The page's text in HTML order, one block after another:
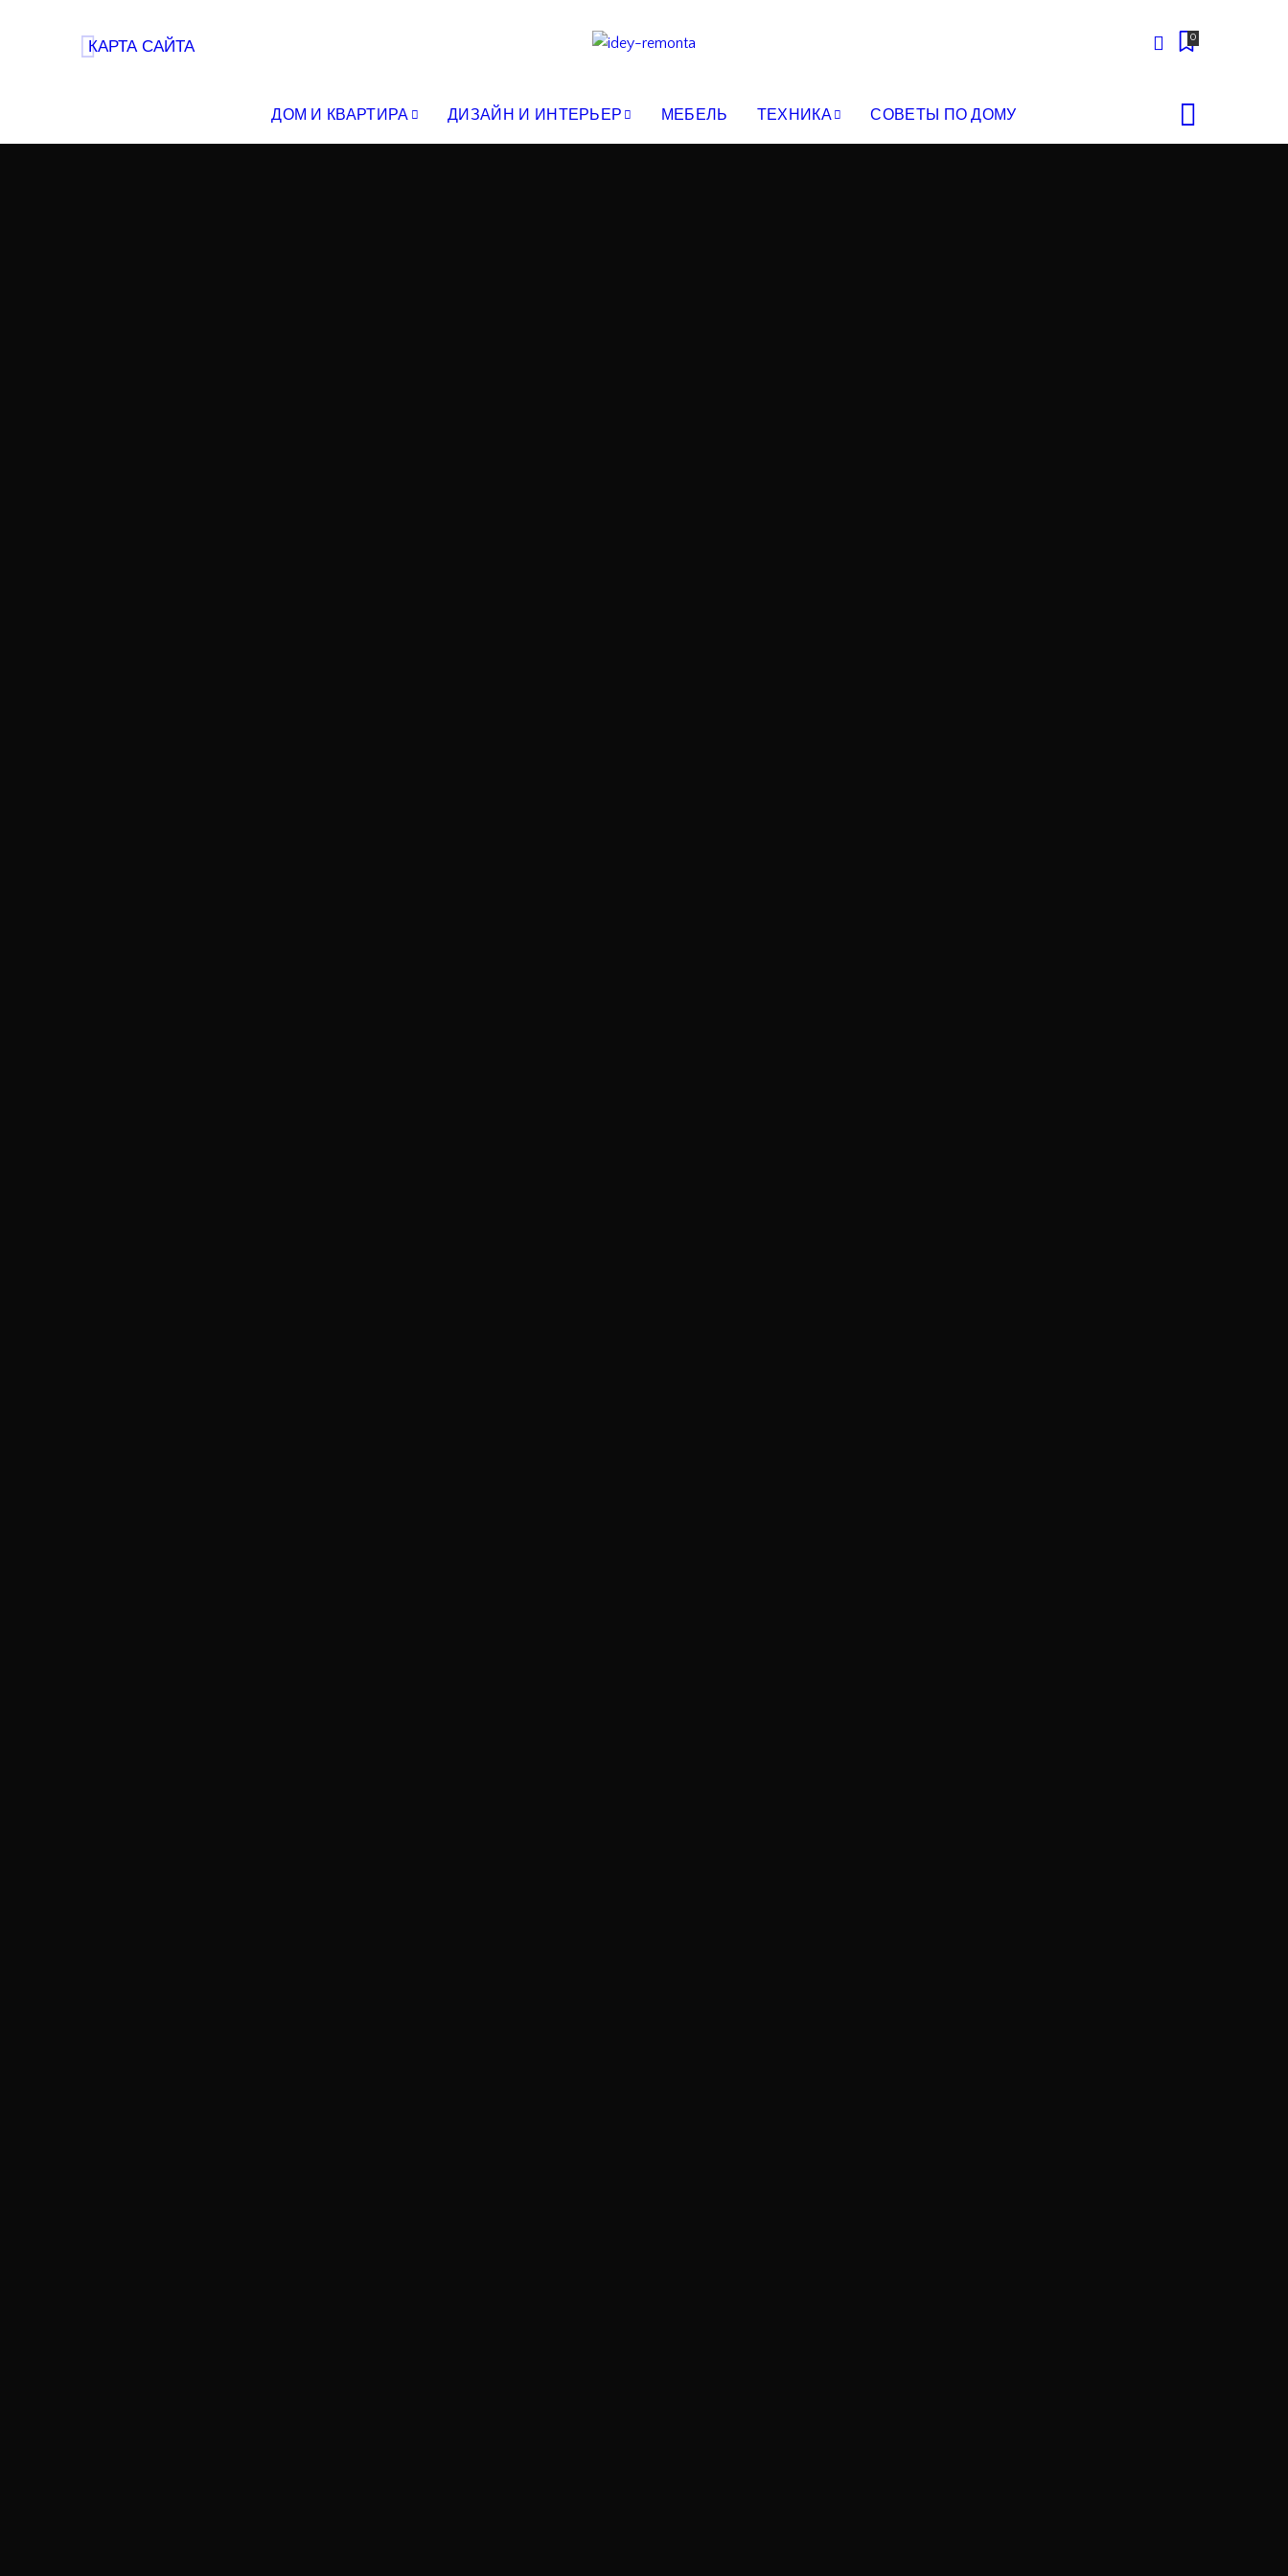
КАРТА САЙТА 0
ДОМ И КВАРТИРА ДИЗАЙН И ИНТЕРЬЕР МЕБЕЛЬ ТЕХНИКА СОВЕТЫ ПО ДОМУ